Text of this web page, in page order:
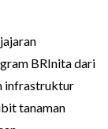
BRInita dari
infrastruktur
tanaman